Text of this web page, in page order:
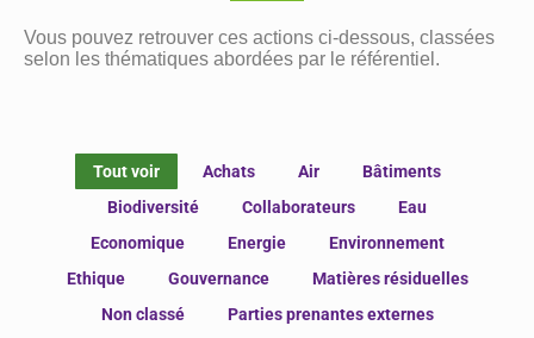
Vous pouvez retrouver ces actions ci-dessous, classées
selon les thématiques abordées par le référentiel.
Tout voir Achats Air
Bâtiments
Biodiversité
Collaborateurs
Eau
Economique
Energie
Environnement
Ethique
Gouvernance
Matières résiduelles
Non classé
Parties prenantes externes